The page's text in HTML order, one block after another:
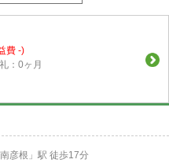
費 -)
：0ヶ月
彦根」駅 徒歩17分